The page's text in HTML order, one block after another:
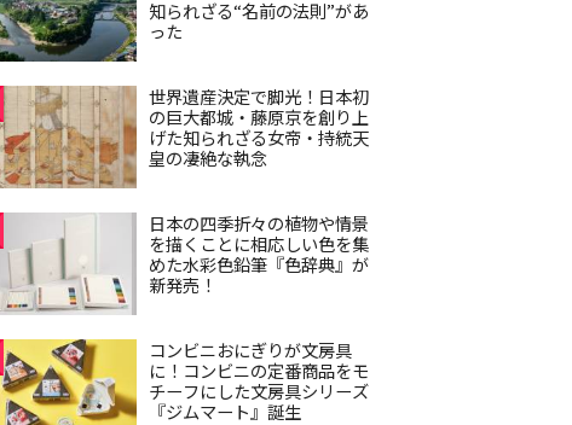
知られざる“名前の法則”があ
った
世界遺産決定で脚光！日本初
の巨大都城・藤原京を創り上
げた知られざる女帝・持統天
皇の凄絶な執念
日本の四季折々の植物や情景
を描くことに相応しい色を集
めた水彩色鉛筆『色辞典』が
新発売！
コンビニおにぎりが文房具
に！コンビニの定番商品をモ
チーフにした文房具シリーズ
『ジムマート』誕生